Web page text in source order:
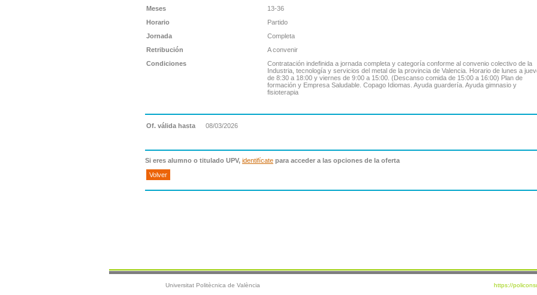
Meses
13-36
Horario
Partido
Jornada
Completa
Retribución
A convenir
Condiciones
Contratación indefinida a jornada completa y categoría conforme al convenio colectivo de la
Industria, tecnología y servicios del metal de la provincia de Valencia. Horario de lunes a
de 8:30 a 18:00 y viernes de 9:00 a 15:00. (Descanso comida de 15:00 a 16:00) Plan de
formación y Empresa Saludable. Copago Idiomas. Ayuda guardería. Ayuda gimnasio y
fisioterapia
Of. válida hasta 08/03/2026
Si eres alumno o titulado UPV, identifícate para acceder a las opciones de la oferta
Volver
Universitat Politècnica de València https://